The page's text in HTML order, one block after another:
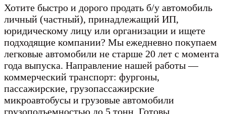
Хотите быстро и дорого продать б/у автомобиль
личный (частный), принадлежащий ИП,
юридическому лицу или организации и ищете
подходящие компании? Мы ежедневно покупаем
легковые автомобили не старше 20 лет с момента
года выпуска. Направление нашей работы —
коммерческий транспорт: фургоны,
пассажирские, грузопассажирские
микроавтобусы и грузовые автомобили
грузоподъемностью до 5 тонн. Готовы